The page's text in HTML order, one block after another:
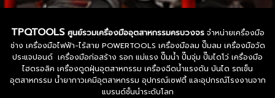
TPQTOOLS ศูนย์รวมเครื่องมืออุตสาหกรรมครบวงจรจำหน่ายเครื่องมือ
ช่าง เครื่องมือไฟฟ้า-ไร้สาย POWERTOOLS เครื่องมือลม ปั๊มลม เครื่องมือวัด
ประแจปอนด์ เครื่องมือก่อสร้าง รอก แม่แรง ปั๊มน้ำ ปั๊มจุ่ม ปั๊มไดโว่ เครื่องมือ
ไฮดรอลิค เครื่องดูดฝุ่นอุตสาหกรรม เครื่องฉีดน้ำแรงดัน บันได รถเข็น
อุตสาหกรรม น้ำยากาวเคมีอุตสาหกรรม อุปกรณ์เซฟตี้ และอุปกรณ์โรงงานจาก
แบรนด์ชั้นนำระดับโลก